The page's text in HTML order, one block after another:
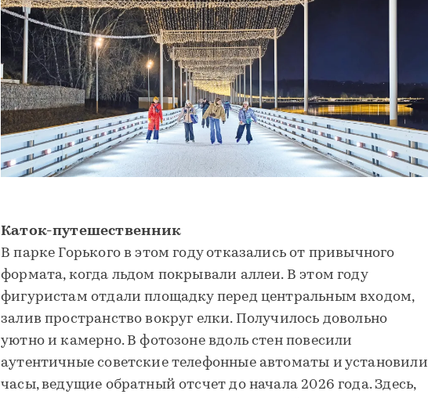
Каток-путешественник
В парке Горького в этом году отказались от привычного
формата, когда льдом покрывали аллеи. В этом году
фигуристам отдали площадку перед центральным входом,
залив пространство вокруг елки. Получилось довольно
уютно и камерно. В фотозоне вдоль стен повесили
аутентичные советские телефонные автоматы и установили
часы, ведущие обратный отсчет до начала 2026 года. Здесь,